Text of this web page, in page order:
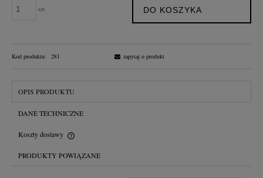
szt. DO KOSZYKA
Kod produktu: 281 zapytaj o produkt
OPIS PRODUKTU
DANE TECHNICZNE
Koszty dostawy
Cena nie zawiera ewentualnych kosztów płatności
PRODUKTY POWIĄZANE